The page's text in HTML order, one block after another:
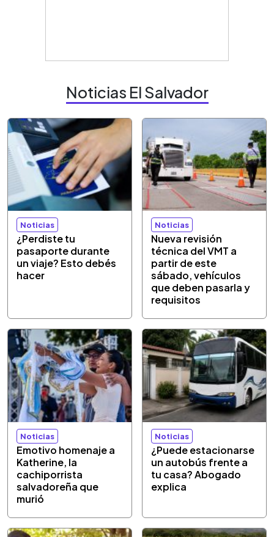
Noticias El Salvador
Noticias
¿Perdiste tu
pasaporte durante
un viaje? Esto debés
hacer
Noticias
Nueva revisión
técnica del VMT a
partir de este
sábado, vehículos
que deben pasarla y
requisitos
Noticias
Emotivo homenaje a
Katherine, la
cachiporrista
salvadoreña que
murió
Noticias
¿Puede estacionarse
un autobús frente a
tu casa? Abogado
explica